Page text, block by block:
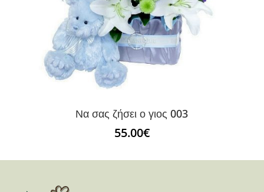
Να σας ζήσει ο γιος 003
55.00€